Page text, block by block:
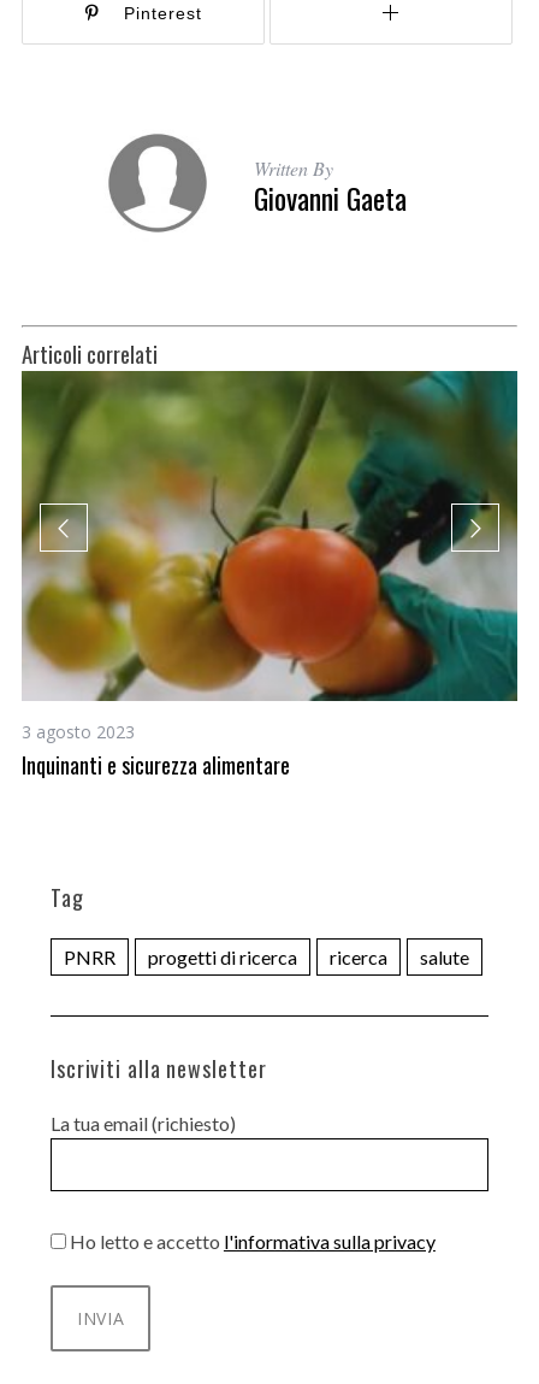
Pinterest
Written By
Giovanni Gaeta
Articoli correlati
3 agosto 2023
Inquinanti e sicurezza alimentare
Tag
PNRR progetti di ricerca ricerca salute
Iscriviti alla newsletter
La tua email (richiesto)
Ho letto e accetto l'informativa sulla privacy